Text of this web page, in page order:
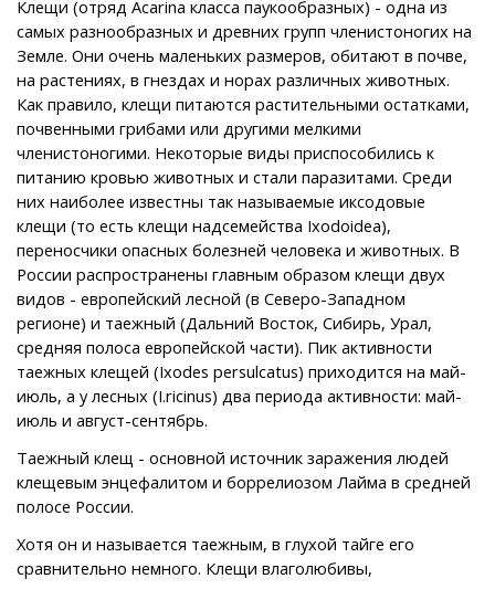
Клещи (отряд Acarina класса паукообразных) - одна из
самых разнообразных и древних групп членистоногих на
Земле. Они очень маленьких размеров, обитают в почве,
на растениях, в гнездах и норах различных животных.
Как правило, клещи питаются растительными остатками,
почвенными грибами или другими мелкими
членистоногими. Некоторые виды приспособились к
питанию кровью животных и стали паразитами. Среди
них наиболее известны так называемые иксодовые
клещи (то есть клещи надсемейства Ixodoidea),
переносчики опасных болезней человека и животных. В
России распространены главным образом клещи двух
видов - европейский лесной (в Северо-Западном
регионе) и таежный (Дальний Восток, Сибирь, Урал,
средняя полоса европейской части). Пик активности
таежных клещей (Ixodes persulcatus) приходится на май-
июль, а у лесных (I.ricinus) два периода активности: май-
июль и август-сентябрь.
Таежный клещ - основной источник заражения людей
клещевым энцефалитом и боррелиозом Лайма в средней
полосе России.
Хотя он и называется таежным, в глухой тайге его
сравнительно немного. Клещи влаголюбивы,